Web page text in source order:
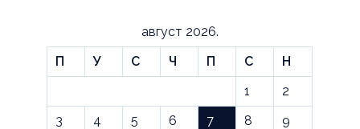
август 2026.
П
У С Ч П С
Н
1
2
3
4 5 6 7 8
9